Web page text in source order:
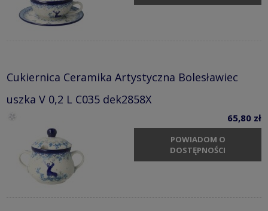
Cukiernica Ceramika Artystyczna Bolesławiec
uszka V 0,2 L C035 dek2858X
65,80 zł
POWIADOM O
DOSTĘPNOŚCI